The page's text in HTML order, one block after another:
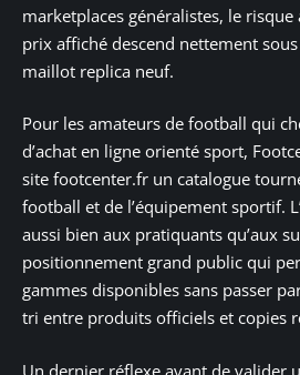
marketplaces généralistes, le
prix affiché descend nettement
maillot replica neuf.
Pour les amateurs de football qui
d’achat en ligne orienté sport,
site footcenter.fr un catalogue
football et de l’équipement sportif.
aussi bien aux pratiquants qu’aux
positionnement grand public qui
gammes disponibles sans passer
tri entre produits officiels et copies
Un dernier réflexe avant de valider